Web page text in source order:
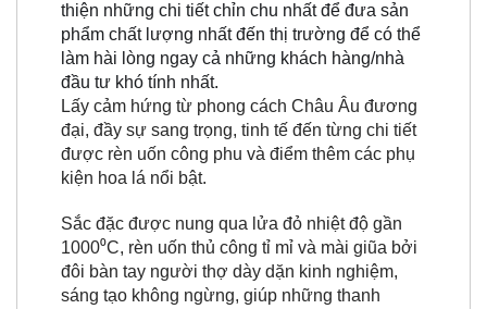
thiện những chi tiết chỉn chu nhất để đưa sản
phẩm chất lượng nhất đến thị trường để có thể
làm hài lòng ngay cả những khách hàng/nhà
đầu tư khó tính nhất.
Lấy cảm hứng từ phong cách Châu Âu đương
đại, đầy sự sang trọng, tinh tế đến từng chi tiết
được rèn uốn công phu và điểm thêm các phụ
kiện hoa lá nổi bật.
Sắc đặc được nung qua lửa đỏ nhiệt độ gần
1000⁰C, rèn uốn thủ công tỉ mỉ và mài giũa bởi
đôi bàn tay người thợ dày dặn kinh nghiệm,
sáng tạo không ngừng, giúp những thanh